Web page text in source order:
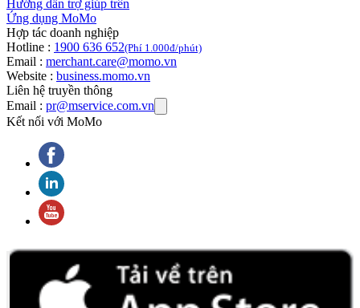
Hướng dẫn trợ giúp trên
Ứng dụng MoMo
Hợp tác doanh nghiệp
Hotline : 1900 636 652(Phí 1.000đ/phút)
Email : merchant.care@momo.vn
Website : business.momo.vn
Liên hệ truyền thông
Email : pr@mservice.com.vn
Kết nối với MoMo